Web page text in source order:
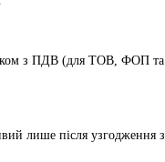
з ПДВ (для ТОВ, ФОП та
лише після узгодження з